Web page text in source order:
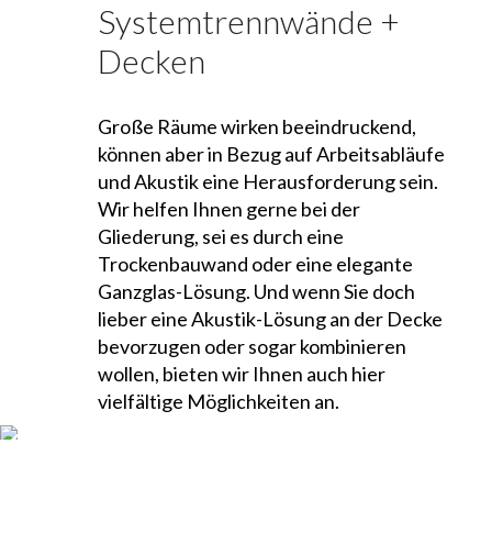
Systemtrennwände +
Decken
Große Räume wirken beeindruckend,
können aber in Bezug auf Arbeitsabläufe
und Akustik eine Herausforderung sein.
Wir helfen Ihnen gerne bei der
Gliederung, sei es durch eine
Trockenbauwand oder eine elegante
Ganzglas-Lösung. Und wenn Sie doch
lieber eine Akustik-Lösung an der Decke
bevorzugen oder sogar kombinieren
wollen, bieten wir Ihnen auch hier
vielfältige Möglichkeiten an.